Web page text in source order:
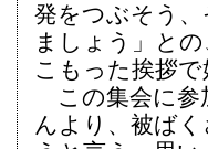
発をつぶそう
ましょう」と
こもった挨拶で
この集会に参
んより、被ば